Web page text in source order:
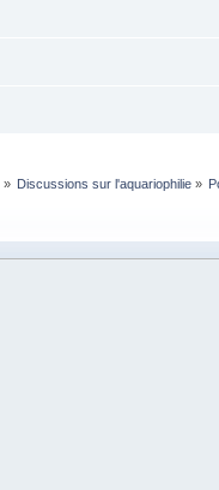
» Discussions sur l'aquariophilie»